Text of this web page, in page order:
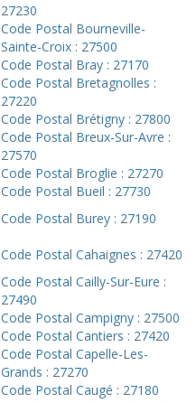
27230
Code Postal Bourneville-
Sainte-Croix : 27500
Code Postal Bray : 27170
Code Postal Bretagnolles :
27220
Code Postal Brétigny : 27800
Code Postal Breux-Sur-Avre :
27570
Code Postal Broglie : 27270
Code Postal Bueil : 27730
Code Postal Burey : 27190
Code Postal Cahaignes : 27420
Code Postal Cailly-Sur-Eure :
27490
Code Postal Campigny : 27500
Code Postal Cantiers : 27420
Code Postal Capelle-Les-
Grands : 27270
Code Postal Caugé : 27180